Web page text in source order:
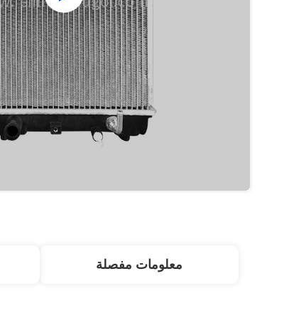
معلومات مفصلة